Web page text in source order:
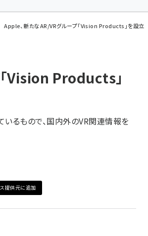
Apple、新たなAR/VRグループ「Vision Products」を設立
Vision Products」
いるもので、国内外のVR関連情報を
提供元に追加